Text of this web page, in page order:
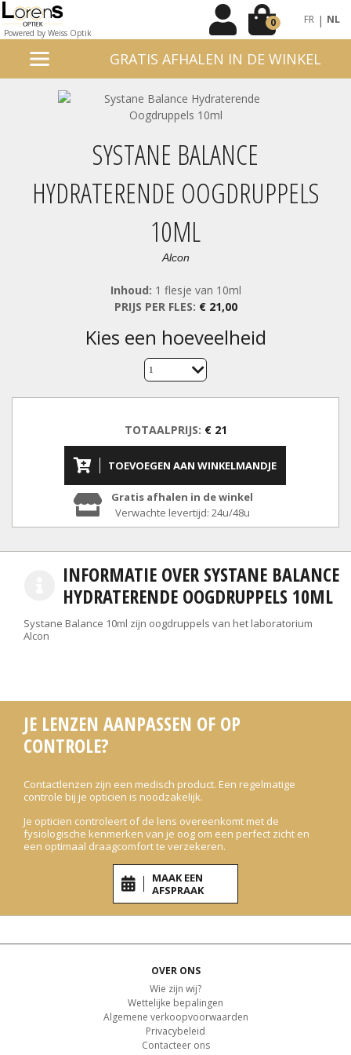
Powered by Weiss Optik
0 FR | NL
GRATIS AFHALEN IN DE WINKEL
SYSTANE BALANCE
HYDRATERENDE OOGDRUPPELS
10ML
Alcon
Inhoud: 1 flesje van 10ml
PRIJS PER FLES: € 21,00
kies een hoeveelheid
1
TOTAALPRIJS: € 21
TOEVOEGEN AAN WINKELMANDJE
Gratis afhalen in de winkel
Verwachte levertijd: 24u/48u
INFORMATIE OVER SYSTANE BALANCE
HYDRATERENDE OOGDRUPPELS 10ML
Systane Balance 10ml zijn oogdruppels van het laboratorium
Alcon
JE LENZEN AANPASSEN OF OP
CONTROLE?
Contactlenzen zijn een medisch product. Een regelmatige
controle bij je opticien is noodzakelijk.
Je opticien controleert of de lens overeenkomt met de
fysiologische kenmerken van je oog om een perfect zicht en
een optimaal draagcomfort te verzekeren.
MAAK EEN
AFSPRAAK
OVER ONS
Wie zijn wij?
Wettelijke bepalingen
Algemene verkoopvoorwaarden
Privacybeleid
Contacteer ons